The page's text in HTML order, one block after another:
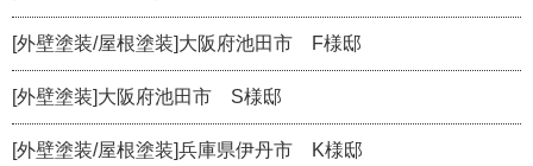
[外壁塗装/屋根塗装]大阪府池田市 F様邸
[外壁塗装]大阪府池田市 S様邸
[外壁塗装/屋根塗装]兵庫県伊丹市 K様邸